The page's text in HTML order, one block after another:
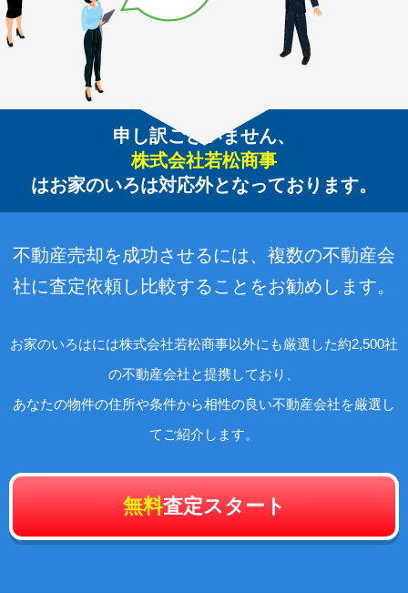
申し訳ございません、
株式会社若松商事
はお家のいろは対応外となっております。
不動産売却を成功させるには、複数の不動産会
社に査定依頼し比較することをお勧めします。
お家のいろはには株式会社若松商事以外にも厳選した約2,500社
の不動産会社と提携しており、
あなたの物件の住所や条件から相性の良い不動産会社を厳選し
てご紹介します。
無料査定スタート